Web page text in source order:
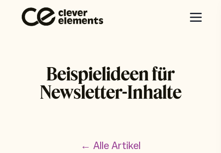
Beispielideen für
Newsletter-Inhalte
← Alle Artikel